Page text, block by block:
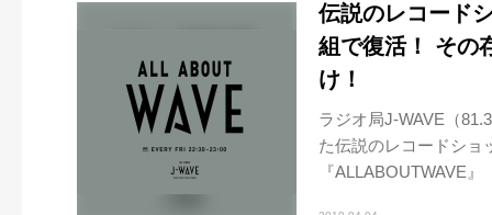
伝説のレコード
組で復活！ その
け！
ラジオ局J-WAVE（
た伝説のレコードショ
『ALLABOUTWAVE